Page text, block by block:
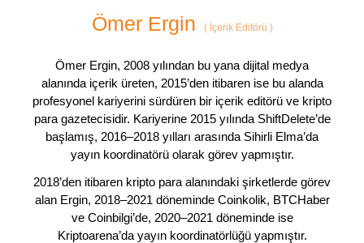
Ömer Ergin (İçerik Editörü )
Ömer Ergin, 2008 yılından bu yana dijital medya
alanında içerik üreten, 2015’den itibaren ise bu alanda
profesyonel kariyerini sürdüren bir içerik editörü ve kripto
para gazetecisidir. Kariyerine 2015 yılında ShiftDelete’de
başlamış, 2016–2018 yılları arasında Sihirli Elma’da
yayın koordinatörü olarak görev yapmıştır.
2018’den itibaren kripto para alanındaki şirketlerde görev
alan Ergin, 2018–2021 döneminde Coinkolik, BTCHaber
ve Coinbilgi’de, 2020–2021 döneminde ise
Kriptoarena’da yayın koordinatörlüğü yapmıştır.